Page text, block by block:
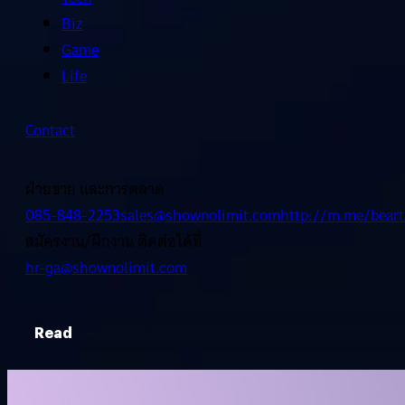
Biz
Game
Life
Contact
ฝ่ายขาย และการตลาด
085-848-2253sales@shownolimit.comhttp://m.me/
สมัครงาน/ฝึกงาน ติดต่อได้ที่
hr-ga@shownolimit.com
Read